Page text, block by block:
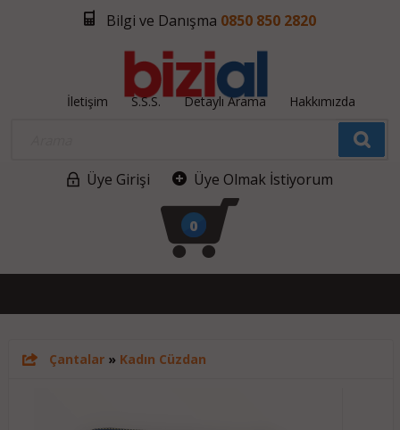
Bilgi ve Danışma 0850 850 2820
İletişim S.S.S. Detaylı Arama Hakkımızda
Üye Girişi Üye Olmak İstiyorum
0
Çantalar» Kadın Cüzdan